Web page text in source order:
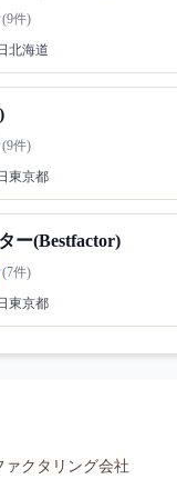
(9件)
北海道
(9件)
東京都
ー(Bestfactor)
(7件)
東京都
ァクタリング会社